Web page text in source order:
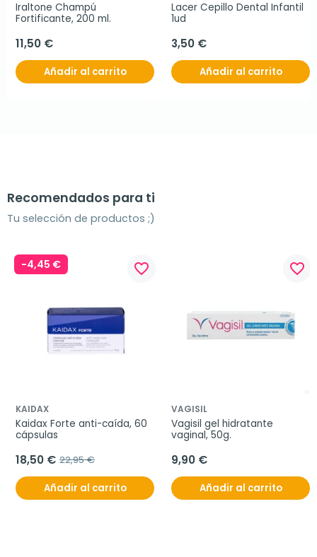
Iraltone Champú
Fortificante, 200 ml.
11,50 €
Añadir al carrito
Lacer Cepillo Dental Infantil
1ud
3,50 €
Añadir al carrito
Recomendados para ti
Tu selección de productos ;)
-4,45 € favorite_border
KAIDAX
Kaidax Forte anti-caída, 60
cápsulas
18,50 € 22,95 €
Añadir al carrito
favorite_border
VAGISIL
Vagisil gel hidratante
vaginal, 50g.
9,90 €
Añadir al carrito